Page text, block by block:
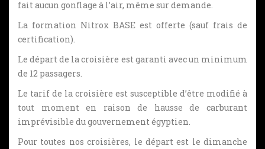
fait aucun gonflage à l’air, même sur demande.
La formation Nitrox BASE est offerte (sauf frais de
certification).
Le départ de la croisière est garanti avec un minimum
de 12 passagers.
Le tarif de la croisière est susceptible d’être modifié à
tout moment en raison de hausse de carburant
imprévisible du gouvernement égyptien.
Pour toutes nos croisières, le départ est le dimanche